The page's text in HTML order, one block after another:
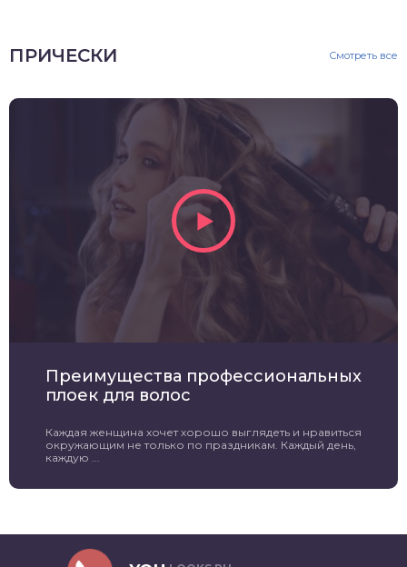
ПРИЧЕСКИ Смотреть все
Преимущества профессиональных
плоек для волос
Каждая женщина хочет хорошо выглядеть и нравиться
окружающим не только по праздникам. Каждый день,
каждую ...